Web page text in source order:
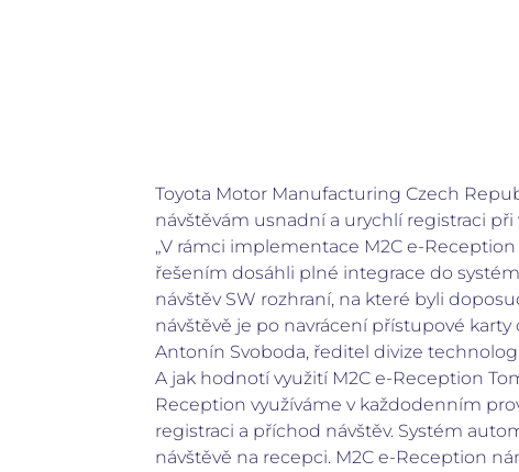
Toyota Motor Manufacturing Czech
návštěvám usnadní a urychlí registraci
„V rámci implementace M2C e-
řešením dosáhli plné integrace do
návštěv SW rozhraní, na které byli
návštěvě je po navrácení přístupové
Antonín Svoboda, ředitel divize
A jak hodnotí využití M2C e-Reception
Reception využíváme v každodenním
registraci a příchod návštěv. Systém
návštěvě na recepci. M2C e-Reception